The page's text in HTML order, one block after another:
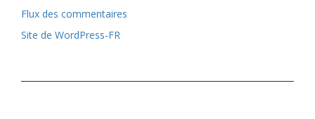
Flux des commentaires
Site de WordPress-FR